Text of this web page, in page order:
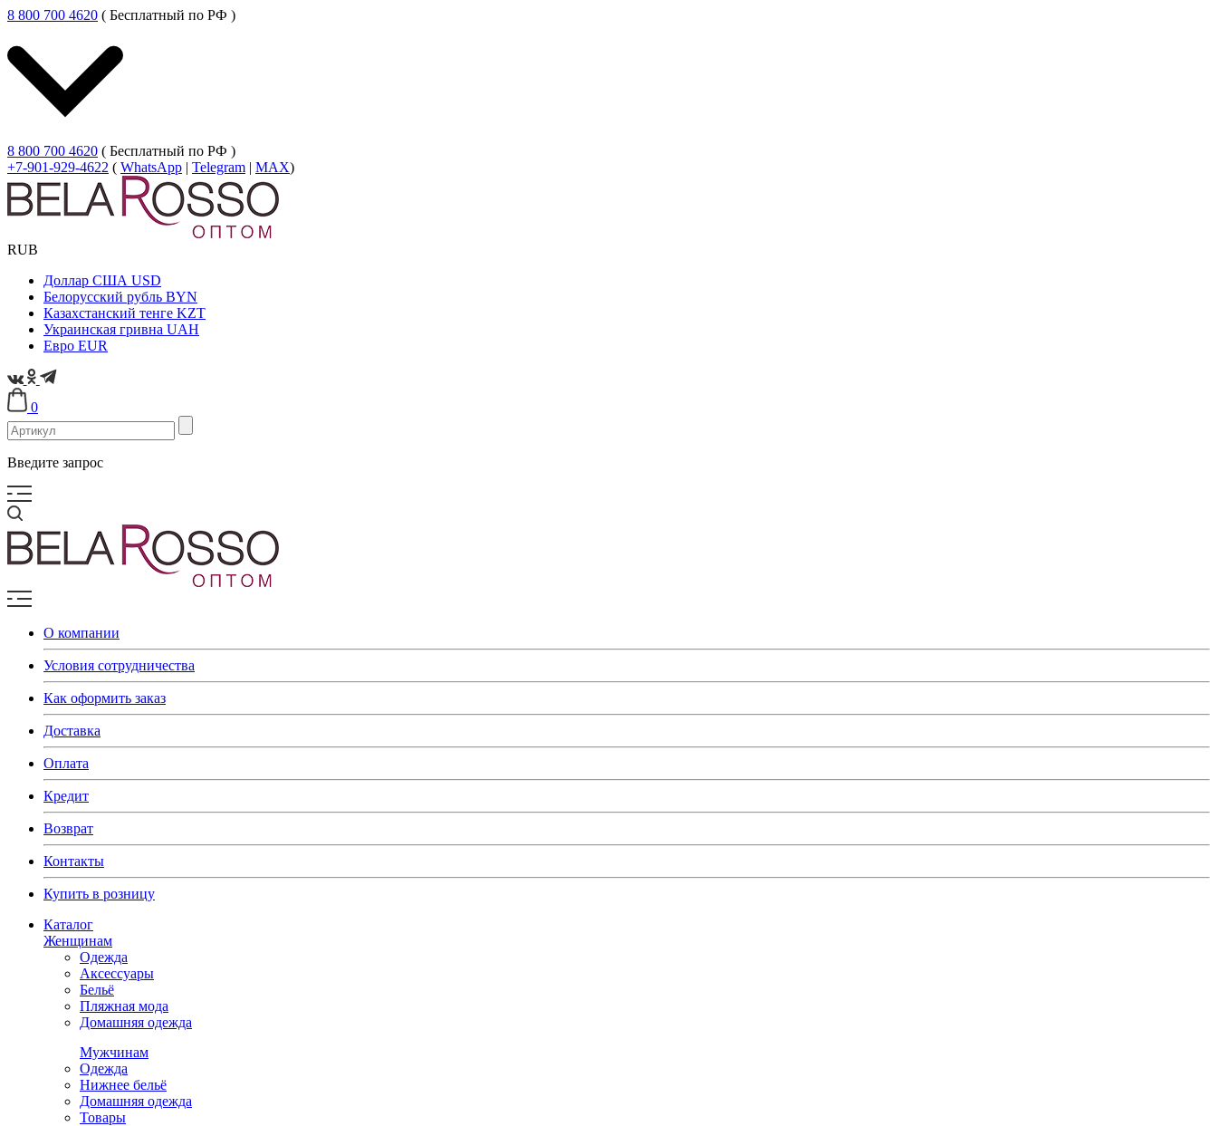
8 800 700 4620 ( Бесплатный по РФ )
8 800 700 4620 ( Бесплатный по РФ )
+7-901-929-4622 ( WhatsApp | Telegram | MAX)
RUB
Доллар США USD
Белорусский рубль BYN
Казахстанский тенге KZT
Украинская гривна UAH
Евро EUR
0
Введите запрос
О компании
Условия сотрудничества
Как оформить заказ
Доставка
Оплата
Кредит
Возврат
Контакты
Купить в розницу
Каталог
Женщинам
Одежда
Аксессуары
Бельё
Пляжная мода
Домашняя одежда
Мужчинам
Одежда
Нижнее бельё
Домашняя одежда
Товары